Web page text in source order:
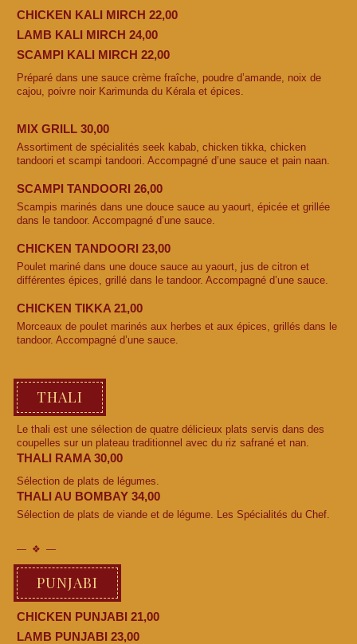
CHICKEN KALI MIRCH 22,00
LAMB KALI MIRCH 24,00
SCAMPI KALI MIRCH 22,00
Préparé dans une sauce crème fraîche, poudre d’amande, noix de
cajou, poivre noir Karimunda du Kérala et épices.
MIX GRILL 30,00
Assortiment de spécialités seek kabab, chicken tikka, chicken
tandoori et scampi tandoori. Accompagné d’une sauce et pain naan.
SCAMPI TANDOORI 26,00
Scampis marinés dans une douce sauce au yaourt, épicée et grillée
dans le tandoor. Accompagné d’une sauce.
CHICKEN TANDOORI 23,00
Poulet mariné dans une douce sauce au yaourt, jus de citron et
différentes épices, grillé dans le tandoor. Accompagné d’une sauce.
CHICKEN TIKKA 21,00
Morceaux de poulet marinés aux herbes et aux épices, grillés dans le
tandoor. Accompagné d’une sauce.
THALI
Le thali est une sélection de quatre délicieux plats servis dans des
coupelles sur un plateau traditionnel avec du riz safrané et nan.
THALI RAMA 30,00
Sélection de plats de légumes.
THALI AU BOMBAY 34,00
Sélection de plats de viande et de légume. Les Spécialités du Chef.
PUNJABI
CHICKEN PUNJABI 21,00
LAMB PUNJABI 23,00